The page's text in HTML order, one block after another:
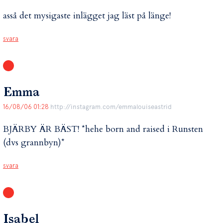
asså det mysigaste inlägget jag läst på länge!
svara
Emma
16/08/06 01:28 http://instagram.com/emmalouiseastrid
BJÄRBY ÄR BÄST! *hehe born and raised i Runsten
(dvs grannbyn)*
svara
Isabel